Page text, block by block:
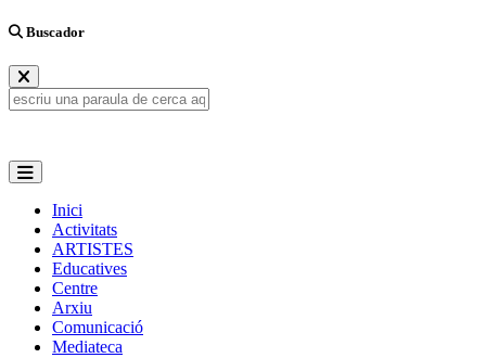
Buscador
Inici
Activitats
ARTISTES
Educatives
Centre
Arxiu
Comunicació
Mediateca